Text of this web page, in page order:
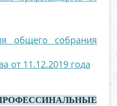
общего собрания
от 11.12.2019 года